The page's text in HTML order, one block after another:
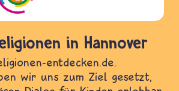
in Hannover
entdecken.de.
wir uns zum Ziel gesetzt,